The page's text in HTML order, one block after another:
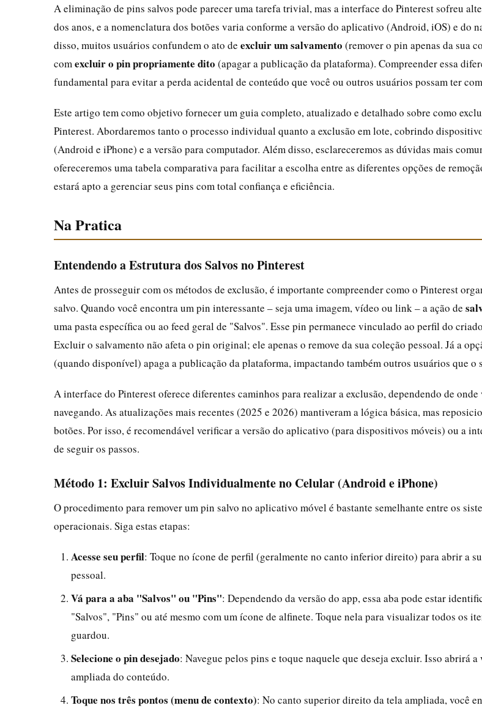
A eliminação de pins salvos pode parecer uma tarefa trivial, mas a interface do Pinterest sofreu
dos anos, e a nomenclatura dos botões varia conforme a versão do aplicativo (Android, iOS) e do
disso, muitos usuários confundem o ato de excluir um salvamento (remover o pin apenas da sua
com excluir o pin propriamente dito (apagar a publicação da plataforma). Compreender essa
fundamental para evitar a perda acidental de conteúdo que você ou outros usuários possam ter
Este artigo tem como objetivo fornecer um guia completo, atualizado e detalhado sobre como
Pinterest. Abordaremos tanto o processo individual quanto a exclusão em lote, cobrindo
(Android e iPhone) e a versão para computador. Além disso, esclareceremos as dúvidas mais
ofereceremos uma tabela comparativa para facilitar a escolha entre as diferentes opções de
estará apto a gerenciar seus pins com total confiança e eficiência.
Na Pratica
Entendendo a Estrutura dos Salvos no Pinterest
Antes de prosseguir com os métodos de exclusão, é importante compreender como o Pinterest
salvo. Quando você encontra um pin interessante – seja uma imagem, vídeo ou link – a ação de
uma pasta específica ou ao feed geral de "Salvos". Esse pin permanece vinculado ao perfil do
Excluir o salvamento não afeta o pin original; ele apenas o remove da sua coleção pessoal. Já a
(quando disponível) apaga a publicação da plataforma, impactando também outros usuários que o
A interface do Pinterest oferece diferentes caminhos para realizar a exclusão, dependendo de onde
navegando. As atualizações mais recentes (2025 e 2026) mantiveram a lógica básica, mas
botões. Por isso, é recomendável verificar a versão do aplicativo (para dispositivos móveis) ou a
de seguir os passos.
Método 1: Excluir Salvos Individualmente no Celular (Android e iPhone)
O procedimento para remover um pin salvo no aplicativo móvel é bastante semelhante entre os
operacionais. Siga estas etapas:
Acesse seu perfil: Toque no ícone de perfil (geralmente no canto inferior direito) para abrir a
pessoal.
Vá para a aba "Salvos" ou "Pins": Dependendo da versão do app, essa aba pode estar
"Salvos", "Pins" ou até mesmo com um ícone de alfinete. Toque nela para visualizar todos os
guardou.
Selecione o pin desejado: Navegue pelos pins e toque naquele que deseja excluir. Isso abrirá
ampliada do conteúdo.
Toque nos três pontos (menu de contexto): No canto superior direito da tela ampliada, você